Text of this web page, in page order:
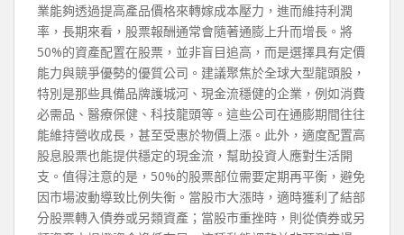
業能夠透過提高產品價格來轉嫁成本壓力，進而維持利潤
率，長期來看，股票報酬通常會隨著通膨上升而增長。將
50%的資產配置在股票，並非盲目追高，而是選擇具有定價
能力與競爭優勢的優質公司。建議聚焦於全球大型龍頭股，
特別是那些具備品牌護城河、現金流穩健的企業，例如消費
必需品、醫療保健、科技龍頭等。這些公司在通膨期間往往
能維持營收成長，甚至受惠於物價上漲。此外，適度配置高
股息股票也能提供穩定的現金流，幫助投資人應對生活開
支。值得注意的是，50%的股票部位需要定期再平衡，避免
因市場波動導致比例失衡。當股市大漲時，適時獲利了結部
分股票轉入債券或另類資產；當股市重挫時，則從債券或另